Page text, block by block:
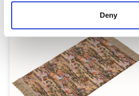
Deny
관련 상품